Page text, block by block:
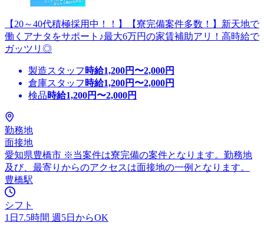
【20～40代積極採用中！！】【寮完備案件多数！】新天地で
働くアナタをサポート♪最大6万円の家賃補助アリ！高時給で
ガッツリ◎
製造スタッフ 時給1,200円〜2,000円
倉庫スタッフ 時給1,200円〜2,000円
検品時給1,200円〜2,000円
勤務地
面接地
愛知県豊橋市 ※当案件は寮完備の案件となります。勤務地
及び、最寄りからのアクセスは面接地の一例となります。
豊橋駅
シフト
1日7.5時間 週5日からOK